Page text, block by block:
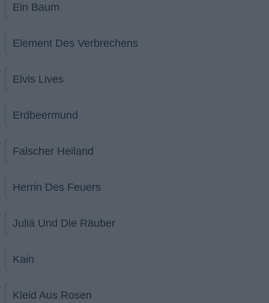
Ein Baum
Element Des Verbrechens
Elvis Lives
Erdbeermund
Falscher Heiland
Herrin Des Feuers
Juliä Und Die Räuber
Kain
Kleid Aus Rosen